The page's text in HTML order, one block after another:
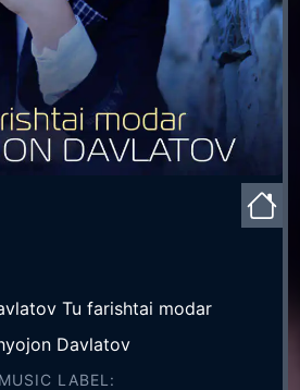
Tu farishtai modar
Davlatov
MUSIC LABEL: